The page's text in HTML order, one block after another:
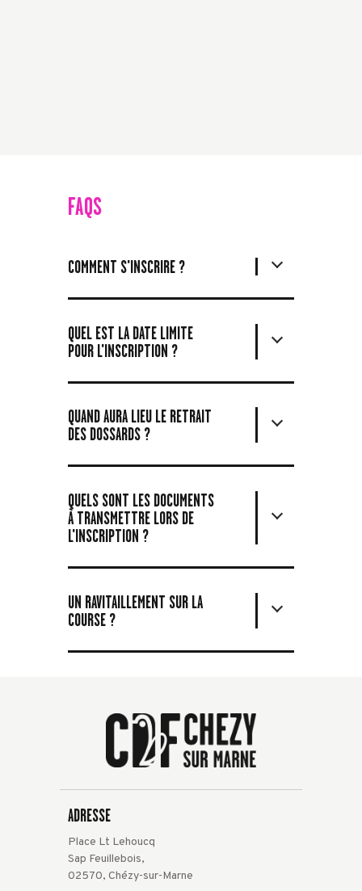
FAQS
COMMENT S'INSCRIRE ?
QUEL EST LA DATE LIMITE
POUR L'INSCRIPTION ?
QUAND AURA LIEU LE RETRAIT
DES DOSSARDS ?
QUELS SONT LES DOCUMENTS
À TRANSMETTRE LORS DE
L'INSCRIPTION ?
UN RAVITAILLEMENT SUR LA
COURSE ?
ADRESSE
Place Lt Lehoucq
Sap Feuillebois,
02570, Chézy-sur-Marne